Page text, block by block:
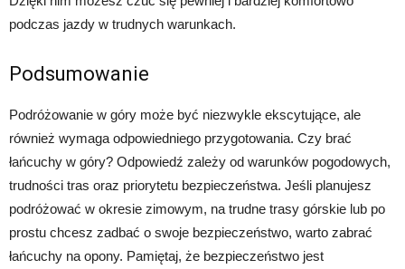
podczas jazdy w trudnych warunkach.
Podsumowanie
Podróżowanie w góry może być niezwykle ekscytujące, ale
również wymaga odpowiedniego przygotowania. Czy brać
łańcuchy w góry? Odpowiedź zależy od warunków pogodowych,
trudności tras oraz priorytetu bezpieczeństwa. Jeśli planujesz
podróżować w okresie zimowym, na trudne trasy górskie lub po
prostu chcesz zadbać o swoje bezpieczeństwo, warto zabrać
łańcuchy na opony. Pamiętaj, że bezpieczeństwo jest